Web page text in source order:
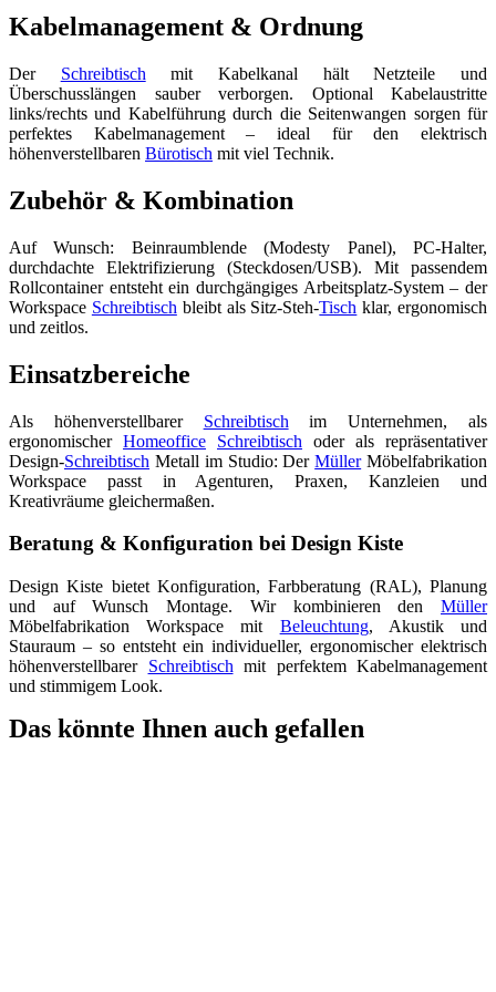
Kabelmanagement & Ordnung
Der Schreibtisch mit Kabelkanal hält Netzteile und
Überschusslängen sauber verborgen. Optional Kabelaustritte
links/rechts und Kabelführung durch die Seitenwangen sorgen für
perfektes Kabelmanagement – ideal für den elektrisch
höhenverstellbaren Bürotisch mit viel Technik.
Zubehör & Kombination
Auf Wunsch: Beinraumblende (Modesty Panel), PC-Halter,
durchdachte Elektrifizierung (Steckdosen/USB). Mit passendem
Rollcontainer entsteht ein durchgängiges Arbeitsplatz-System – der
Workspace Schreibtisch bleibt als Sitz-Steh-Tisch klar, ergonomisch
und zeitlos.
Einsatzbereiche
Als höhenverstellbarer Schreibtisch im Unternehmen, als
ergonomischer Homeoffice Schreibtisch oder als repräsentativer
Design-Schreibtisch Metall im Studio: DerMüllerMöbelfabrikation
Workspace passt in Agenturen, Praxen, Kanzleien und
Kreativräume gleichermaßen.
Beratung & Konfiguration bei Design Kiste
Design Kiste bietet Konfiguration, Farbberatung (RAL), Planung
und auf Wunsch Montage. Wir kombinieren den Müller
Möbelfabrikation Workspace mit Beleuchtung, Akustik und
Stauraum – so entsteht ein individueller, ergonomischer elektrisch
höhenverstellbarer Schreibtisch mit perfektem Kabelmanagement
und stimmigem Look.
Das könnte Ihnen auch gefallen